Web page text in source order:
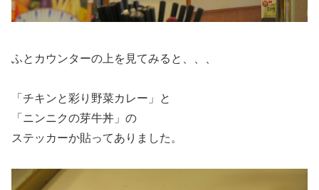
ふとカウンターの上を見てみると、、、
「チキンと彩り野菜カレー」と
「ニンニクの芽牛丼」の
ステッカーか貼ってありました。